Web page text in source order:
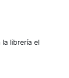
la librería el